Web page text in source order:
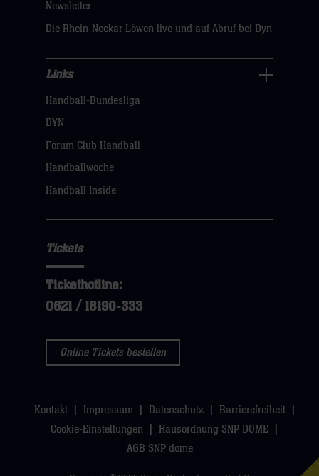
hier
Newsletter
Die Rhein-Neckar Löwen live und auf Abruf bei Dyn
Navigation
öffnen,
dann
klicken
Links
Handball-Bundesliga
DYN
Forum Club Handball
Handballwoche
Handball Inside
Tickets
Tickethotline:
0621 / 18190-333
Online Tickets bestellen
Kontakt Impressum Datenschutz
Barrierefreiheit
Cookie-Einstellungen
Hausordnung SNP DOME
AGB SNP dome